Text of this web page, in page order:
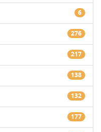
6
276
217
138
132
177